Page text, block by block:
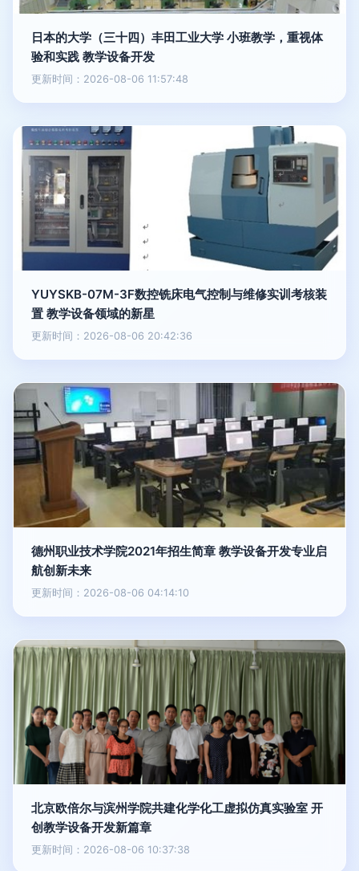
日本的大学（三十四）丰田工业大学 小班教学，重视体
验和实践 教学设备开发
更新时间：2026-08-06 11:57:48
YUYSKB-07M-3F数控铣床电气控制与维修实训考核装
置 教学设备领域的新星
更新时间：2026-08-06 20:42:36
德州职业技术学院2021年招生简章 教学设备开发专业启
航创新未来
更新时间：2026-08-06 04:14:10
北京欧倍尔与滨州学院共建化学化工虚拟仿真实验室 开
创教学设备开发新篇章
更新时间：2026-08-06 10:37:38